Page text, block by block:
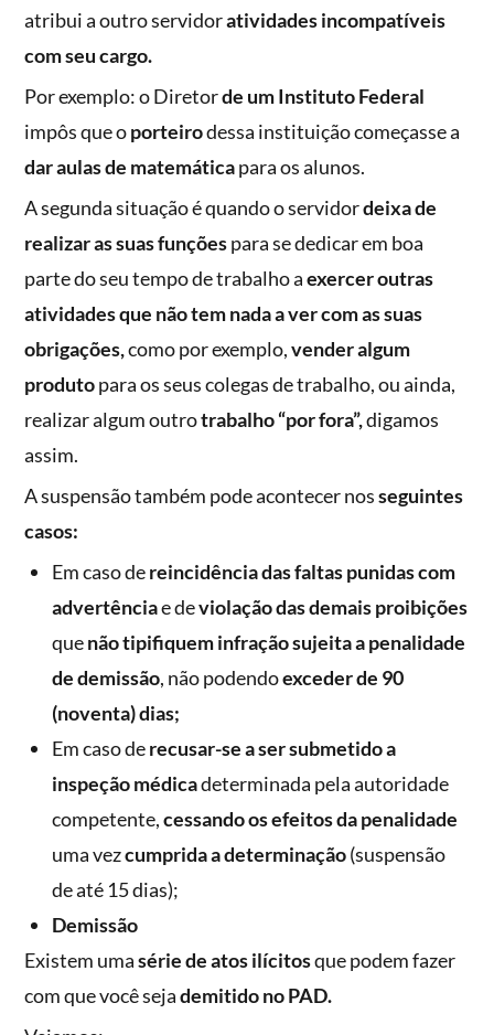
atribui a outro servidoratividades incompatíveis
com seu cargo.
Por exemplo: o Diretorde um Instituto Federal
impôs que oporteirodessa instituição começasse a
dar aulas de matemáticapara os alunos.
A segunda situação é quando o servidordeixa de
realizar as suas funçõespara se dedicar em boa
parte do seu tempo de trabalho aexercer outras
atividades que não tem nada a ver com as suas
obrigações,como por exemplo,vender algum
produtopara os seus colegas de trabalho, ou ainda,
realizar algum outrotrabalho “por fora”,digamos
assim.
A suspensão também pode acontecer nosseguintes
casos:
Em caso dereincidência das faltas punidas com
advertênciae deviolação das demais proibições
quenão tipifiquem infração sujeita a penalidade
de demissão, não podendoexceder de 90
(noventa) dias;
Em caso derecusar-se a ser submetido a
inspeção médicadeterminada pela autoridade
competente,cessando os efeitos da penalidade
uma vezcumprida a determinação(suspensão
de até 15 dias);
Demissão
Existem umasérie de atos ilícitosque podem fazer
com que você sejademitido no PAD.